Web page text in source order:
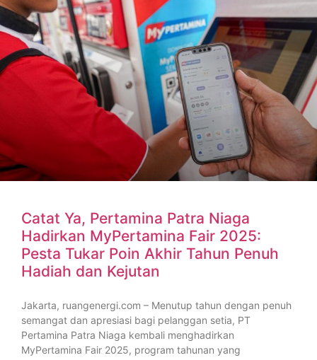
Catat Ya, Pertamina Patra Niaga
Hadirkan MyPertamina Fair 2025:
Pesta Tukar Poin Akhir Tahun Penuh
Hadiah dan Kejutan
Jakarta, ruangenergi.com – Menutup tahun dengan penuh
semangat dan apresiasi bagi pelanggan setia, PT
Pertamina Patra Niaga kembali menghadirkan
MyPertamina Fair 2025, program tahunan yang